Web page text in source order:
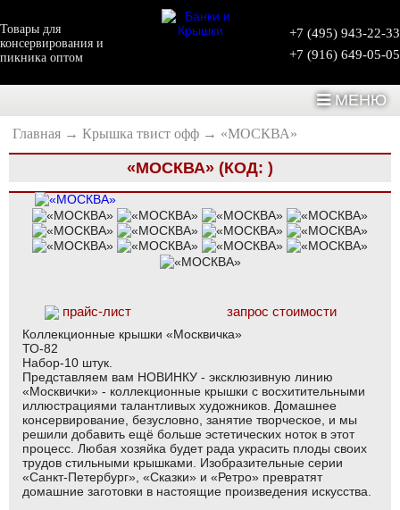
Товары для
консервирования и
пикника оптом
+7 (495) 943-22-33
+7 (916) 649-05-05
МЕНЮ
Главная → Крышка твист офф → «МОСКВА»
«МОСКВА» (КОД: )
прайс-лист запрос стоимости
Коллекционные крышки «Москвичка»
ТО-82
Набор-10 штук.
Представляем вам НОВИНКУ - эксклюзивную линию
«Москвички» - коллекционные крышки с восхитительными
иллюстрациями талантливых художников. Домашнее
консервирование, безусловно, занятие творческое, и мы
решили добавить ещё больше эстетических ноток в этот
процесс. Любая хозяйка будет рада украсить плоды своих
трудов стильными крышками. Изобразительные серии
«Санкт-Петербург», «Сказки» и «Ретро» превратят
домашние заготовки в настоящие произведения искусства.